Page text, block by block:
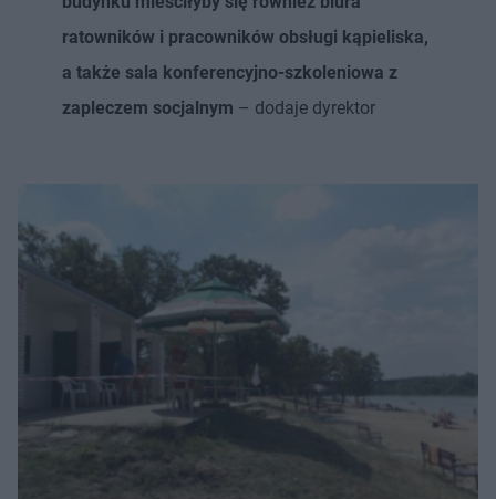
ratowników i pracowników obsługi kąpieliska,
a także sala konferencyjno-szkoleniowa z
zapleczem socjalnym – dodaje dyrektor